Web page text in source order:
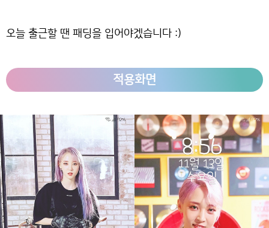
오늘 출근할 땐 패딩을 입어야겠습니다 :)
적용화면